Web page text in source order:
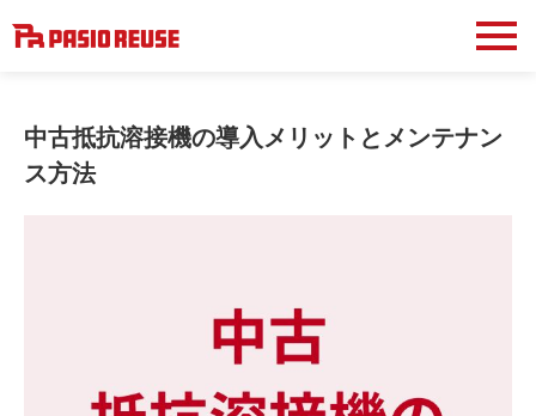
中古抵抗溶接機の導入メリットとメンテナン
ス方法